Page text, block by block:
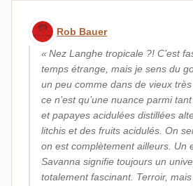
Avis d’expert par Rob
Rob Bauer
Nez Langhe tropicale ?! C’est
temps étrange, mais je sens du
un peu comme dans de vieux
ce n’est qu’une nuance parmi
et papayes acidulées distillées
litchis et des fruits acidulés. On
on est complètement ailleurs. Un
Savanna signifie toujours un
totalement fascinant. Terroir,